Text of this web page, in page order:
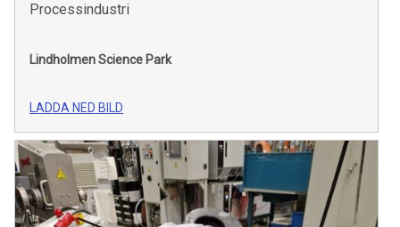
Processindustri
Lindholmen Science Park
LADDA NED BILD